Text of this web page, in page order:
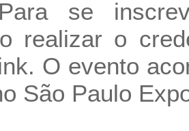
se
realizar o
O evento
São Paulo